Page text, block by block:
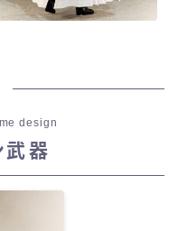
design
武器